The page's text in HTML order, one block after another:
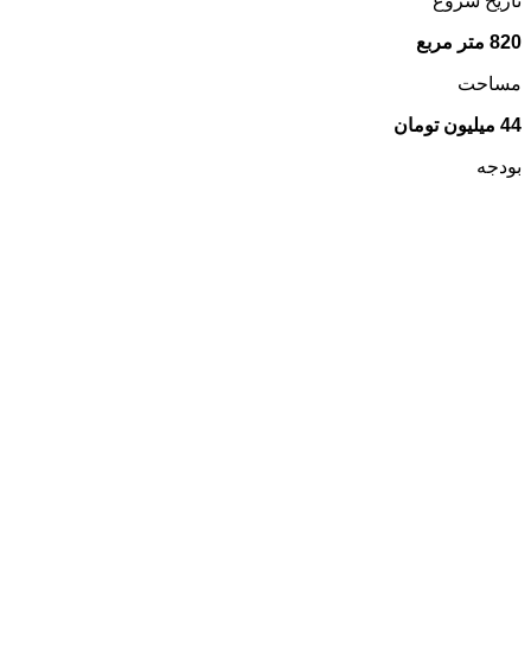
820 متر مربع
مساحت
44 میلیون تومان
بودجه